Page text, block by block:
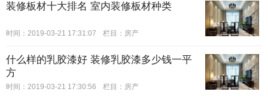
装修板材十大排名 室内装修板材种类
时间：2019-03-21 17:31:07 栏目： 房产
什么样的乳胶漆好 装修乳胶漆多少钱一平
方
时间：2019-03-21 17:30:56 栏目： 房产